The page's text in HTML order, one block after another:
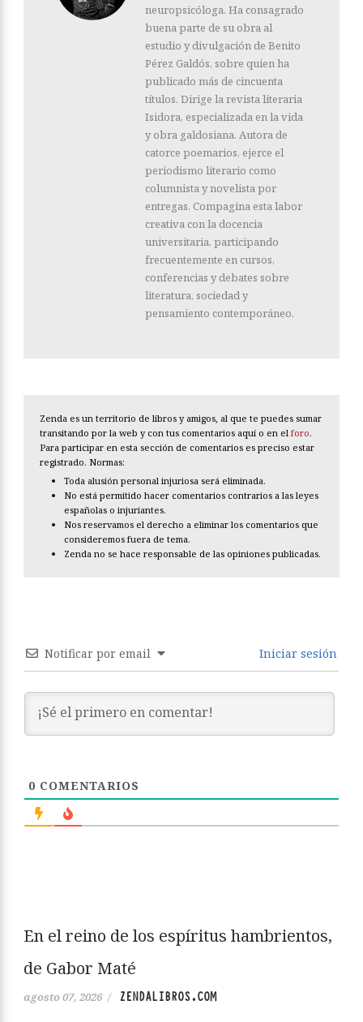
neuropsicóloga. Ha consagrado
buena parte de su obra al
estudio y divulgación de Benito
Pérez Galdós, sobre quien ha
publicado más de cincuenta
títulos. Dirige la revista literaria
Isidora, especializada en la vida
y obra galdosiana. Autora de
catorce poemarios, ejerce el
periodismo literario como
columnista y novelista por
entregas. Compagina esta labor
creativa con la docencia
universitaria, participando
frecuentemente en cursos,
conferencias y debates sobre
literatura, sociedad y
pensamiento contemporáneo.
Zenda es un territorio de libros y amigos, al que te puedes sumar
transitando por la web y con tus comentarios aquí o en el foro.
Para participar en esta sección de comentarios es preciso estar
registrado. Normas:
Toda alusión personal injuriosa será eliminada.
No está permitido hacer comentarios contrarios a las leyes
españolas o injuriantes.
Nos reservamos el derecho a eliminar los comentarios que
consideremos fuera de tema.
Zenda no se hace responsable de las opiniones publicadas.
Notificar por email Iniciar sesión
0 COMENTARIOS
En el reino de los espíritus hambrientos,
de Gabor Maté
agosto 07, 2026 / ZENDALIBROS.COM